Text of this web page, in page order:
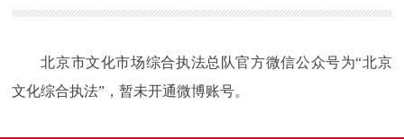
北京市文化市场综合执法总队官方微信公众号为“北京
文化综合执法”，暂未开通微博账号。